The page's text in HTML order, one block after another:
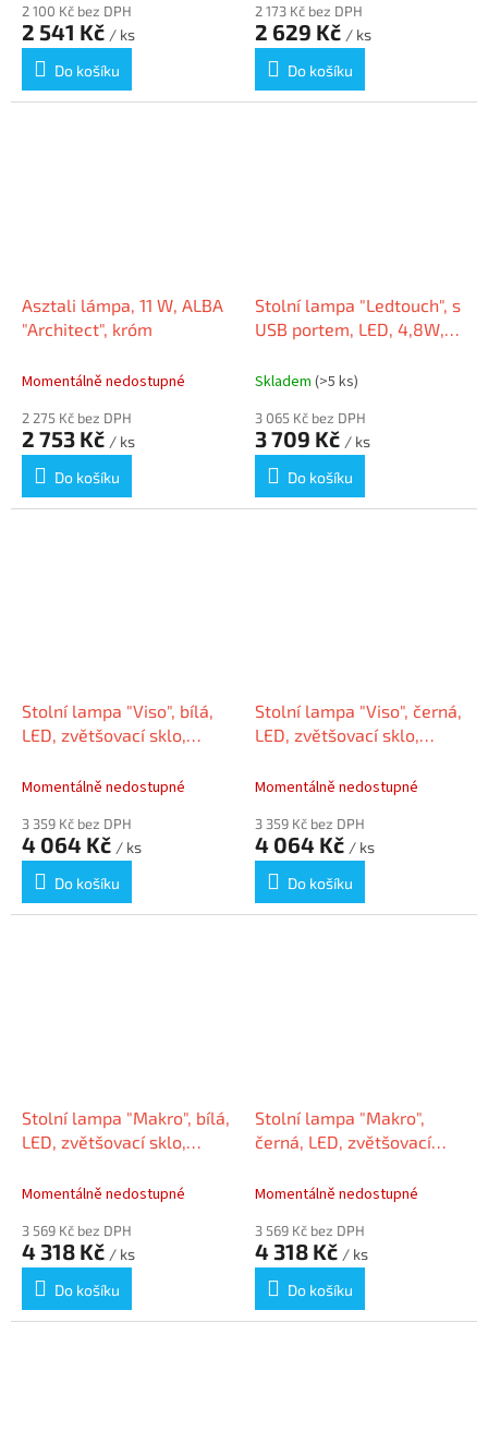
2 100 Kč bez DPH
2 541 Kč / ks
Do košíku
2 173 Kč bez DPH
2 629 Kč / ks
Do košíku
Asztali lámpa, 11 W, ALBA
"Architect", króm
Momentálně nedostupné
2 275 Kč bez DPH
2 753 Kč / ks
Do košíku
Stolní lampa "Ledtouch", s
USB portem, LED, 4,8W,
Skladem (>5 ks)
3 065 Kč bez DPH
3 709 Kč / ks
Do košíku
Stolní lampa "Viso", bílá,
LED, zvětšovací sklo,
Momentálně nedostupné
3 359 Kč bez DPH
4 064 Kč / ks
Do košíku
Stolní lampa "Viso", černá,
LED, zvětšovací sklo,
Momentálně nedostupné
3 359 Kč bez DPH
4 064 Kč / ks
Do košíku
Stolní lampa "Makro", bílá,
LED, zvětšovací sklo,
Momentálně nedostupné
3 569 Kč bez DPH
4 318 Kč / ks
Do košíku
Stolní lampa "Makro",
černá, LED, zvětšovací
8263390
Momentálně nedostupné
3 569 Kč bez DPH
4 318 Kč / ks
Do košíku